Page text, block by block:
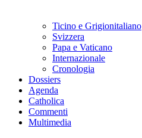
Ticino e Grigionitaliano
Svizzera
Papa e Vaticano
Internazionale
Cronologia
Dossiers
Agenda
Catholica
Commenti
Multimedia